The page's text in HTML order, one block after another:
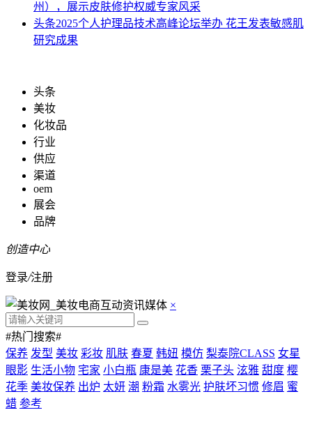
州），展示皮肤修护权威专家风采
头条2025个人护理品技术高峰论坛举办 花王发表敏感肌
研究成果
头条
美妆
化妆品
行业
供应
渠道
oem
展会
品牌
创造中心
登录/注册
×
#热门搜索#
保养 发型 美妆 彩妆 肌肤 春夏 韩妞 模仿 梨泰院CLASS 女星
眼影 生活小物 宅家 小白瓶 康是美 花香 栗子头 泫雅 甜度 樱
花季 美妆保养 出炉 太妍 潮 粉霜 水雾光 护肤坏习惯 修眉 蜜
蜡 参考